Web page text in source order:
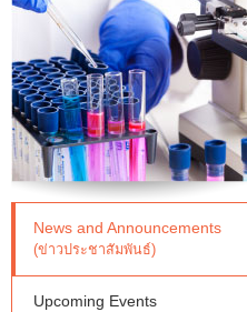
News and Announcements
(ข่าวประชาสัมพันธ์)
Upcoming Events